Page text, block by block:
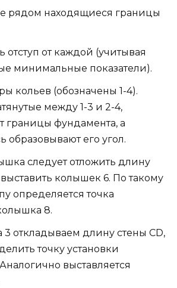
рядом находящиеся границы
отступ от каждой (учитывая
минимальные показатели).
кольев (обозначены 1-4).
между 1-3 и 2-4,
границы фундамента, а
образовывают его угол.
следует отложить длину
колышек 6. По такому
определяется точка
8.
откладываем длину стены CD,
точку установки
выставляется